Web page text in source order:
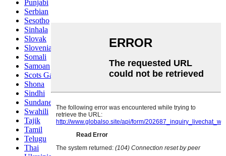
Punjabi
Serbian
Sesotho
Sinhala
Slovak
Slovenian
Somali
Samoan
Scots Gaelic
Shona
Sindhi
Sundanese
Swahili
Tajik
Tamil
Telugu
Thai